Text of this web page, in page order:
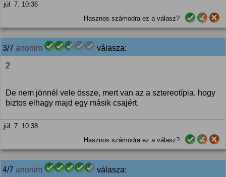
júl. 7. 10:36
Hasznos számodra ez a válasz?
3/7 anonim válasza:
2
De nem jönnél vele össze, mert van az a sztereotípia, hogy
biztos elhagy majd egy másik csajért.
júl. 7. 10:38
Hasznos számodra ez a válasz?
4/7 anonim válasza: